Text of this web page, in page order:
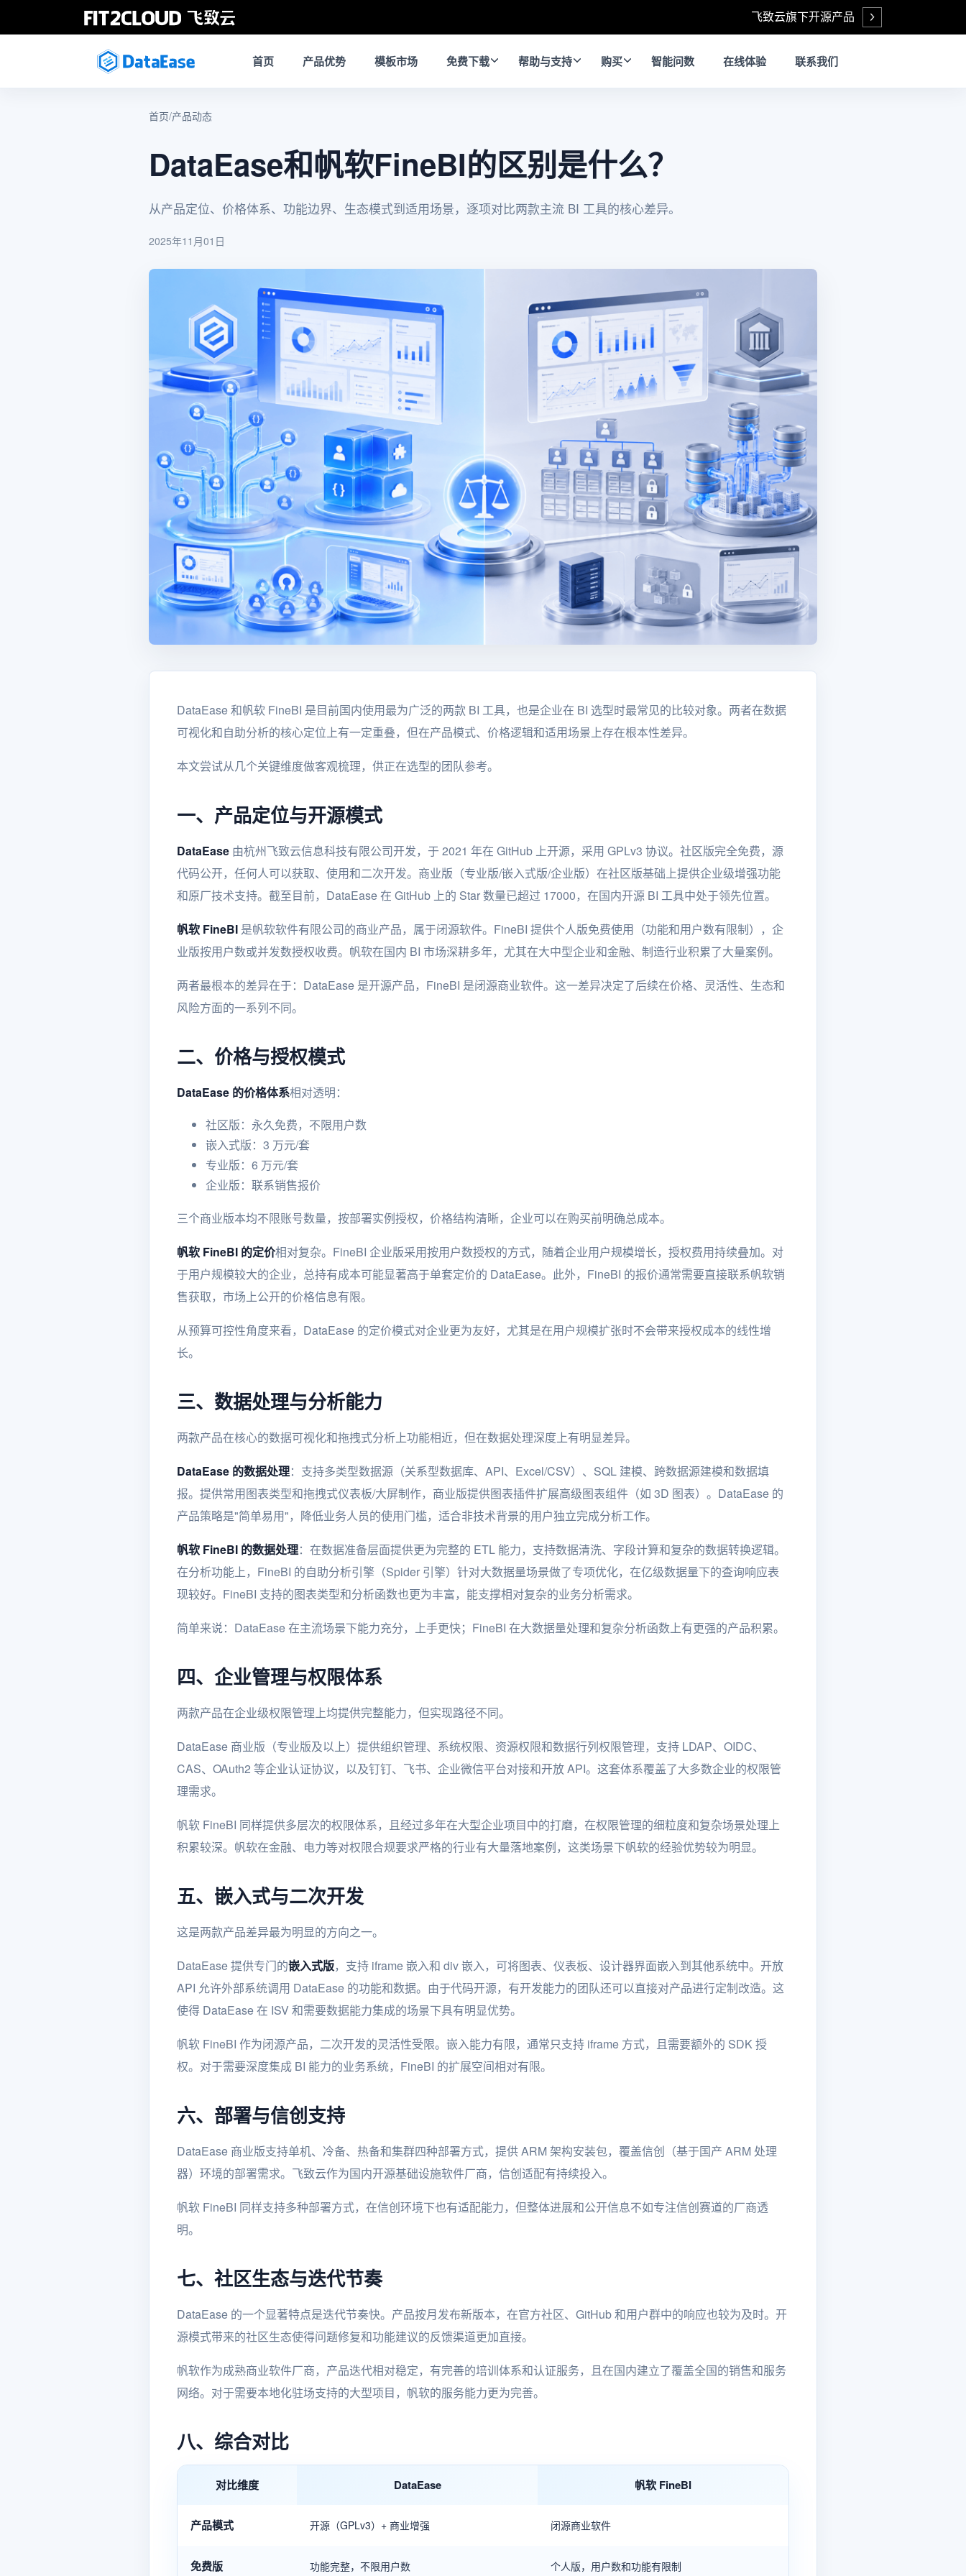
飞致云旗下开源产品
Open
首页 产品优势 模板市场 免费下载 帮助与支持 购买 智能问数 在线体验 联系我们
首页/产品动态
DataEase和帆软FineBI的区别是什么？
从产品定位、价格体系、功能边界、生态模式到适用场景，逐项对比两款主流 BI 工具的核心差异。
2025年11月01日
DataEase 和帆软 FineBI 是目前国内使用最为广泛的两款 BI 工具，也是企业在 BI 选型时最常见的比较对象。两者在数据
可视化和自助分析的核心定位上有一定重叠，但在产品模式、价格逻辑和适用场景上存在根本性差异。
本文尝试从几个关键维度做客观梳理，供正在选型的团队参考。
一、产品定位与开源模式
DataEase 由杭州飞致云信息科技有限公司开发，于 2021 年在 GitHub 上开源，采用 GPLv3 协议。社区版完全免费，源
代码公开，任何人可以获取、使用和二次开发。商业版（专业版/嵌入式版/企业版）在社区版基础上提供企业级增强功能
和原厂技术支持。截至目前，DataEase 在 GitHub 上的 Star 数量已超过 17000，在国内开源 BI 工具中处于领先位置。
帆软 FineBI 是帆软软件有限公司的商业产品，属于闭源软件。FineBI 提供个人版免费使用（功能和用户数有限制），企
业版按用户数或并发数授权收费。帆软在国内 BI 市场深耕多年，尤其在大中型企业和金融、制造行业积累了大量案例。
两者最根本的差异在于：DataEase 是开源产品，FineBI 是闭源商业软件。这一差异决定了后续在价格、灵活性、生态和
风险方面的一系列不同。
二、价格与授权模式
DataEase 的价格体系相对透明：
社区版：永久免费，不限用户数
嵌入式版：3 万元/套
专业版：6 万元/套
企业版：联系销售报价
三个商业版本均不限账号数量，按部署实例授权，价格结构清晰，企业可以在购买前明确总成本。
帆软 FineBI 的定价相对复杂。FineBI 企业版采用按用户数授权的方式，随着企业用户规模增长，授权费用持续叠加。对
于用户规模较大的企业，总持有成本可能显著高于单套定价的 DataEase。此外，FineBI 的报价通常需要直接联系帆软销
售获取，市场上公开的价格信息有限。
从预算可控性角度来看，DataEase 的定价模式对企业更为友好，尤其是在用户规模扩张时不会带来授权成本的线性增
长。
三、数据处理与分析能力
两款产品在核心的数据可视化和拖拽式分析上功能相近，但在数据处理深度上有明显差异。
DataEase 的数据处理：支持多类型数据源（关系型数据库、API、Excel/CSV）、SQL 建模、跨数据源建模和数据填
报。提供常用图表类型和拖拽式仪表板/大屏制作，商业版提供图表插件扩展高级图表组件（如 3D 图表）。DataEase 的
产品策略是"简单易用"，降低业务人员的使用门槛，适合非技术背景的用户独立完成分析工作。
帆软 FineBI 的数据处理：在数据准备层面提供更为完整的 ETL 能力，支持数据清洗、字段计算和复杂的数据转换逻辑。
在分析功能上，FineBI 的自助分析引擎（Spider 引擎）针对大数据量场景做了专项优化，在亿级数据量下的查询响应表
现较好。FineBI 支持的图表类型和分析函数也更为丰富，能支撑相对复杂的业务分析需求。
简单来说：DataEase 在主流场景下能力充分，上手更快；FineBI 在大数据量处理和复杂分析函数上有更强的产品积累。
四、企业管理与权限体系
两款产品在企业级权限管理上均提供完整能力，但实现路径不同。
DataEase 商业版（专业版及以上）提供组织管理、系统权限、资源权限和数据行列权限管理，支持 LDAP、OIDC、
CAS、OAuth2 等企业认证协议，以及钉钉、飞书、企业微信平台对接和开放 API。这套体系覆盖了大多数企业的权限管
理需求。
帆软 FineBI 同样提供多层次的权限体系，且经过多年在大型企业项目中的打磨，在权限管理的细粒度和复杂场景处理上
积累较深。帆软在金融、电力等对权限合规要求严格的行业有大量落地案例，这类场景下帆软的经验优势较为明显。
五、嵌入式与二次开发
这是两款产品差异最为明显的方向之一。
DataEase 提供专门的嵌入式版，支持 iframe 嵌入和 div 嵌入，可将图表、仪表板、设计器界面嵌入到其他系统中。开放
API 允许外部系统调用 DataEase 的功能和数据。由于代码开源，有开发能力的团队还可以直接对产品进行定制改造。这
使得 DataEase 在 ISV 和需要数据能力集成的场景下具有明显优势。
帆软 FineBI 作为闭源产品，二次开发的灵活性受限。嵌入能力有限，通常只支持 iframe 方式，且需要额外的 SDK 授
权。对于需要深度集成 BI 能力的业务系统，FineBI 的扩展空间相对有限。
六、部署与信创支持
DataEase 商业版支持单机、冷备、热备和集群四种部署方式，提供 ARM 架构安装包，覆盖信创（基于国产 ARM 处理
器）环境的部署需求。飞致云作为国内开源基础设施软件厂商，信创适配有持续投入。
帆软 FineBI 同样支持多种部署方式，在信创环境下也有适配能力，但整体进展和公开信息不如专注信创赛道的厂商透
明。
七、社区生态与迭代节奏
DataEase 的一个显著特点是迭代节奏快。产品按月发布新版本，在官方社区、GitHub 和用户群中的响应也较为及时。开
源模式带来的社区生态使得问题修复和功能建议的反馈渠道更加直接。
帆软作为成熟商业软件厂商，产品迭代相对稳定，有完善的培训体系和认证服务，且在国内建立了覆盖全国的销售和服务
网络。对于需要本地化驻场支持的大型项目，帆软的服务能力更为完善。
八、综合对比
对比维度 DataEase 帆软 FineBI
产品模式 开源（GPLv3）+ 商业增强 闭源商业软件
免费版 功能完整，不限用户数 个人版，用户数和功能有限制